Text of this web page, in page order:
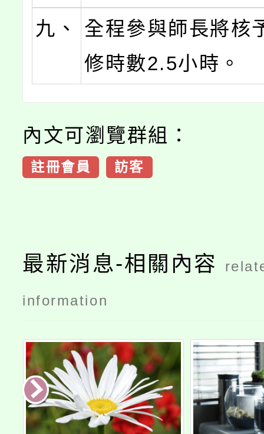
九、
全程參與師長將核
修時數2.5小時。
內文可瀏覽群組：
註冊會員 訪客
最新消息-相關內容
information